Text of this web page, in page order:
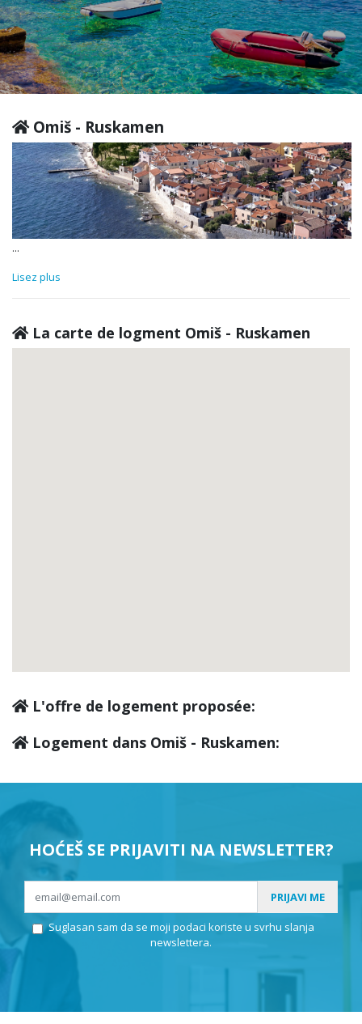
Omiš - Ruskamen
...
Lisez plus
La carte de logment Omiš - Ruskamen
L'offre de logement proposée:
Logement dans Omiš - Ruskamen:
HOĆEŠ SE PRIJAVITI NA NEWSLETTER?
PRIJAVI ME
Suglasan sam da se moji podaci koriste u svrhu slanja
newslettera.